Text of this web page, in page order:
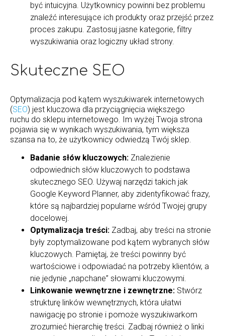
być intuicyjna. Użytkownicy powinni bez problemu
znaleźć interesujące ich produkty oraz przejść przez
proces zakupu. Zastosuj jasne kategorie, filtry
wyszukiwania oraz logiczny układ strony.
Skuteczne SEO
Optymalizacja pod kątem wyszukiwarek internetowych
(SEO) jest kluczowa dla przyciągnięcia większego
ruchu do sklepu internetowego. Im wyżej Twoja strona
pojawia się w wynikach wyszukiwania, tym większa
szansa na to, że użytkownicy odwiedzą Twój sklep.
Badanie słów kluczowych: Znalezienie
odpowiednich słów kluczowych to podstawa
skutecznego SEO. Używaj narzędzi takich jak
Google Keyword Planner, aby zidentyfikować frazy,
które są najbardziej popularne wśród Twojej grupy
docelowej.
Optymalizacja treści: Zadbaj, aby treści na stronie
były zoptymalizowane pod kątem wybranych słów
kluczowych. Pamiętaj, że treści powinny być
wartościowe i odpowiadać na potrzeby klientów, a
nie jedynie „napchane” słowami kluczowymi.
Linkowanie wewnętrzne i zewnętrzne: Stwórz
strukturę linków wewnętrznych, która ułatwi
nawigację po stronie i pomoże wyszukiwarkom
zrozumieć hierarchię treści. Zadbaj również o linki